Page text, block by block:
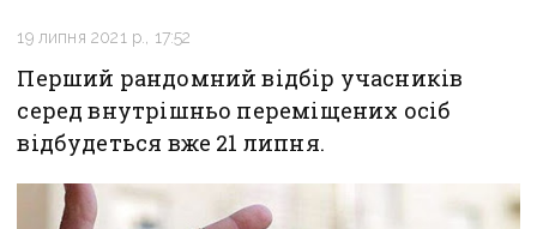
19 липня 2021 р., 17:52
Перший рандомний відбір учасників
серед внутрішньо переміщених осіб
відбудеться вже 21 липня.